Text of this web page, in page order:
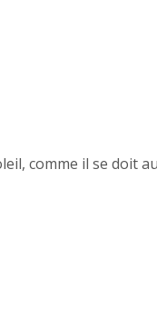
comme il se doit